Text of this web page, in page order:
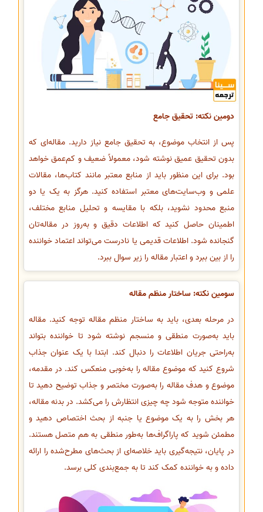
دومین نکته: تحقیق جامع
پس از انتخاب موضوع، به تحقیق جامع نیاز دارید. مقاله‌ای که
بدون تحقیق عمیق نوشته شود، معمولاً ضعیف و کم‌عمق خواهد
بود. برای این منظور باید از منابع معتبر مانند کتاب‌ها، مقالات
علمی و وب‌سایت‌های معتبر استفاده کنید. هرگز به یک یا دو
منبع محدود نشوید، بلکه با مقایسه و تحلیل منابع مختلف،
اطمینان حاصل کنید که اطلاعات دقیق و به‌روز در مقاله‌تان
گنجانده شود. اطلاعات قدیمی یا نادرست می‌تواند اعتماد خواننده
را از بین ببرد و اعتبار مقاله را زیر سوال ببرد.
سومین نکته: ساختار منظم مقاله
در مرحله بعدی، باید به ساختار منظم مقاله توجه کنید. مقاله
باید به‌صورت منطقی و منسجم نوشته شود تا خواننده بتواند
به‌راحتی جریان اطلاعات را دنبال کند. ابتدا با یک عنوان جذاب
شروع کنید که موضوع مقاله را به‌خوبی منعکس کند. در مقدمه،
موضوع و هدف مقاله را به‌صورت مختصر و جذاب توضیح دهید تا
خواننده متوجه شود چه چیزی انتظارش را می‌کشد. در بدنه مقاله،
هر بخش را به یک موضوع یا جنبه از بحث اختصاص دهید و
مطمئن شوید که پاراگراف‌ها به‌طور منطقی به هم متصل هستند.
در پایان، نتیجه‌گیری باید خلاصه‌ای از بحث‌های مطرح‌شده را ارائه
داده و به خواننده کمک کند تا به جمع‌بندی کلی برسد.